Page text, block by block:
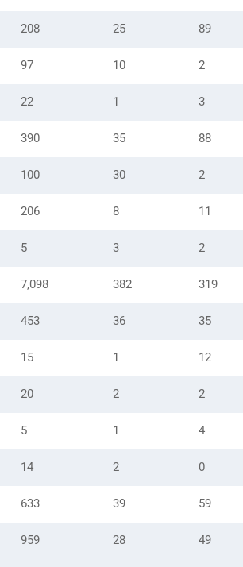
208 25 89
97 10 2
22 1 3
390 35 88
100 30 2
206 8 11
5 3 2
7,098 382 319
453 36 35
15 1 12
20 2 2
5 1 4
14 2 0
633 39 59
959 28 49